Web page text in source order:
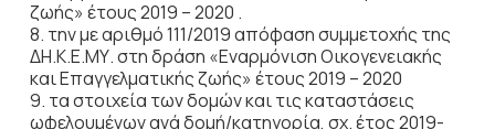
ζωής» έτους 2019 – 2020 .
8. την με αριθμό 111/2019 απόφαση συμμετοχής της
ΔΗ.Κ.Ε.ΜΥ. στη δράση «Εναρμόνιση Οικογενειακής
και Επαγγελματικής ζωής» έτους 2019 – 2020
9. τα στοιχεία των δομών και τις καταστάσεις
ωφελουμένων ανά δομή/κατηγορία, σχ. έτος 2019-